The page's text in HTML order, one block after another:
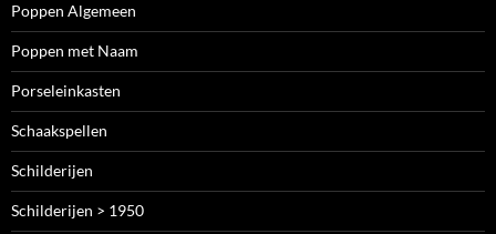
Poppen Algemeen
Poppen met Naam
Porseleinkasten
Schaakspellen
Schilderijen
Schilderijen > 1950